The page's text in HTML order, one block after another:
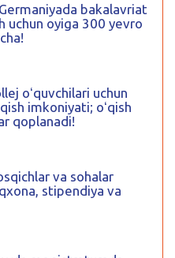
bakalavriat
uchun oyiga 300 yevro
oʻquvchilari uchun
imkoniyati; oʻqish
qoplanadi!
va sohalar
stipendiya va